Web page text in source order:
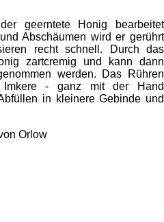
geerntete Honig bearbeitet
Abschäumen wird er gerührt
recht schnell. Durch das
zartcremig und kann dann
werden. Das Rühren
- ganz mit der Hand
in kleinere Gebinde und